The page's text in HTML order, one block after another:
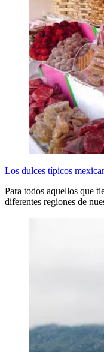
Los dulces típicos
Para todos aquellos que
diferentes regiones de